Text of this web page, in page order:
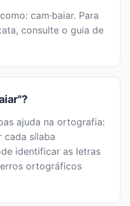
cam·baiar. Para
consulte o guia de
ajuda na ortografia:
cada sílaba
identificar as letras
ortográficos